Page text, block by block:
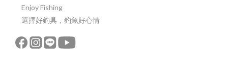
Enjoy Fishing
選擇好釣具，釣魚好心情